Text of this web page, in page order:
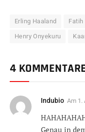
Erling Haaland Fatih
Henry Onyekuru
4
Indubio Am 1.
Genau in